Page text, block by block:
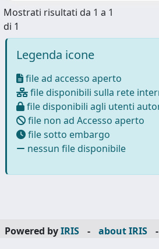
Mostrati risultati da 1 a 1
di 1
Legenda icone
file ad accesso aperto
file disponibili sulla rete
file disponibili agli utenti
file non ad Accesso aperto
file sotto embargo
nessun file disponibile
Powered byIRIS - about IRIS
-